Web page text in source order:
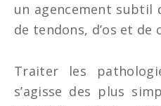
un agencement subtil
de tendons, d’os et de
Traiter les
s’agisse des plus